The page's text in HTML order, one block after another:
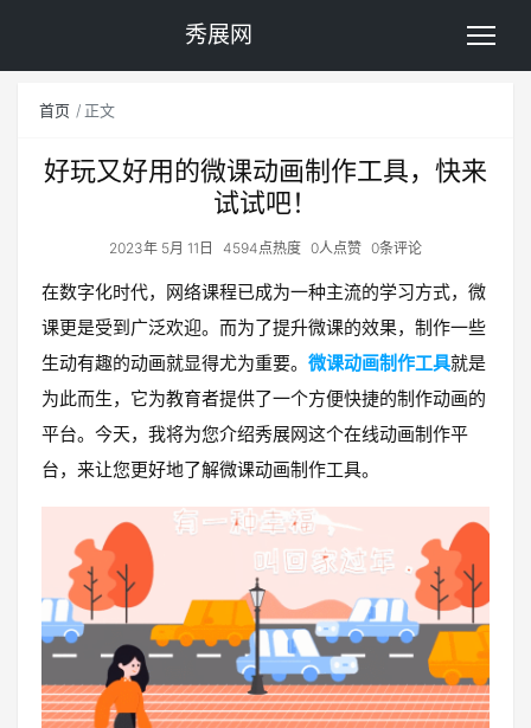
秀展网
首页 正文
好玩又好用的微课动画制作工具，快来
试试吧！
2023年 5月 11日 4594点热度 0人点赞 0条评论
在数字化时代，网络课程已成为一种主流的学习方式，微
课更是受到广泛欢迎。而为了提升微课的效果，制作一些
生动有趣的动画就显得尤为重要。 微课动画制作工具就是
为此而生，它为教育者提供了一个方便快捷的制作动画的
平台。今天，我将为您介绍秀展网这个在线动画制作平
台，来让您更好地了解微课动画制作工具。